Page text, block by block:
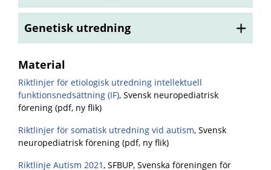
Genetisk utredning
Material
Riktlinjer för etiologisk utredning intellektuell
funktionsnedsättning (IF), Svensk neuropediatrisk
förening (pdf, ny flik)
Riktlinjer för somatisk utredning vid autism, Svensk
neuropediatrisk förening (pdf, ny flik)
Riktlinje Autism 2021, SFBUP, Svenska föreningen för